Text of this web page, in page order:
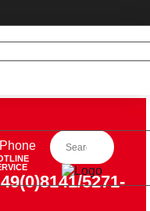
5271-